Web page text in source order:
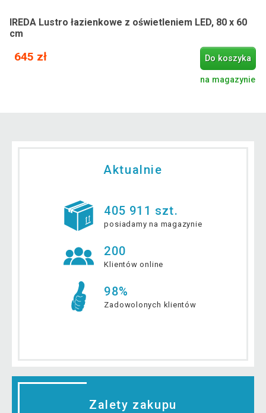
IREDA Lustro łazienkowe z oświetleniem LED, 80 x 60
cm
645 zł Do koszyka
na magazynie
Aktualnie
405 911 szt.
posiadamy na magazynie
200
Klientów online
98%
Zadowolonych klientów
Zalety zakupu